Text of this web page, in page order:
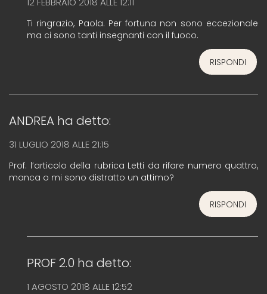
Ti ringrazio, Paola. Per fortuna non sono eccezionale
ma ci sono tanti insegnanti con il fuoco.
RISPONDI
ANDREA ha detto:
31 LUGLIO 2018 ALLE 21:15
Prof. l’articolo della rubrica Letti da rifare numero quattro,
manca o mi sono distratto un attimo?
RISPONDI
PROF 2.0 ha detto:
1 AGOSTO 2018 ALLE 12:52